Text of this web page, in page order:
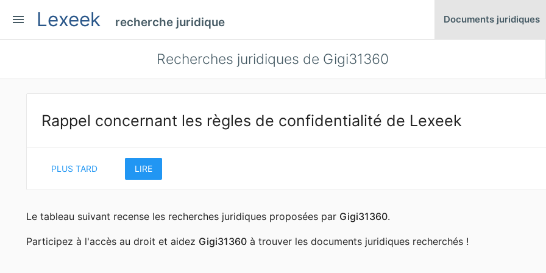
menu Lexeek recherche juridique Documents juridiques
Recherches juridiques de Gigi31360
Rappel concernant les règles de confidentialité de Lexeek
PLUS TARD LIRE
Le tableau suivant recense les recherches juridiques proposées par Gigi31360.
Participez à l'accès au droit et aidez Gigi31360 à trouver les documents juridiques recherchés !